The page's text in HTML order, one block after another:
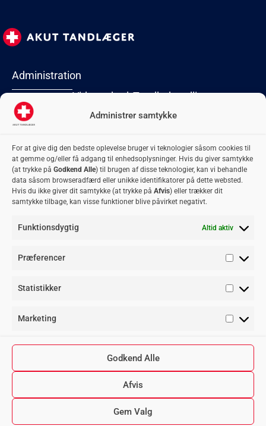
Administrer samtykke
For at give dig den bedste oplevelse bruger vi teknologier såsom cookies til
at gemme og/eller få adgang til enhedsoplysninger. Hvis du giver samtykke
(at trykke på Godkend Alle) til brugen af disse teknologier, kan vi behandle
data såsom browseradfærd eller unikke identifikatorer på dette websted.
Hvis du ikke giver dit samtykke (at trykke på Afvis) eller trækker dit
samtykke tilbage, kan visse funktioner blive påvirket negativt.
Funktionsdygtig Altid aktiv
Præferencer
Statistikker
Marketing
Godkend Alle
Afvis
Gem Valg
Administration
Lyngby Torv 2
2800 Kongens
Lyngby
74
adm@akuttandlaeger.dk
Virksomhed
Forside
Om os
Privatlivspolitik
Samarbejdsklinikker
Bliv
samarbejdspartner
Tandbehandlinger
Akut
Flækket tand
Fyldninger
Plomber
Retainer
Rodbehandling
Tandbyld
Tandkrone
Tandregulering
Visdomstænder
tandlæge
munden
Ondt i kæben
tænderne
pris
Tandlægevagten
© 2026 AKUT TANDLÆGER